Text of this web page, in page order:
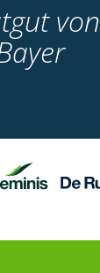
von